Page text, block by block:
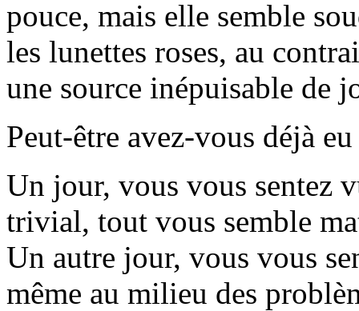
pouce, mais elle semble
les lunettes roses, au
une source inépuisable de
Peut-être avez-vous déjà
Un jour, vous vous sentez
trivial, tout vous semble
Un autre jour, vous vous
même au milieu des